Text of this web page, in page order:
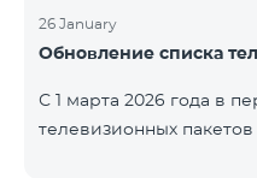
контролем нашей
точные сроки
предоставлена по мере
Благодарим за
26 January
Обновление списка
С 1 марта 2026 года в
телевизионных пакетов